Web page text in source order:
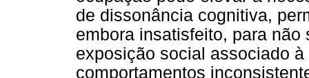
de dissonância cognitiva,
embora insatisfeito, para
exposição social associado
comportamentos